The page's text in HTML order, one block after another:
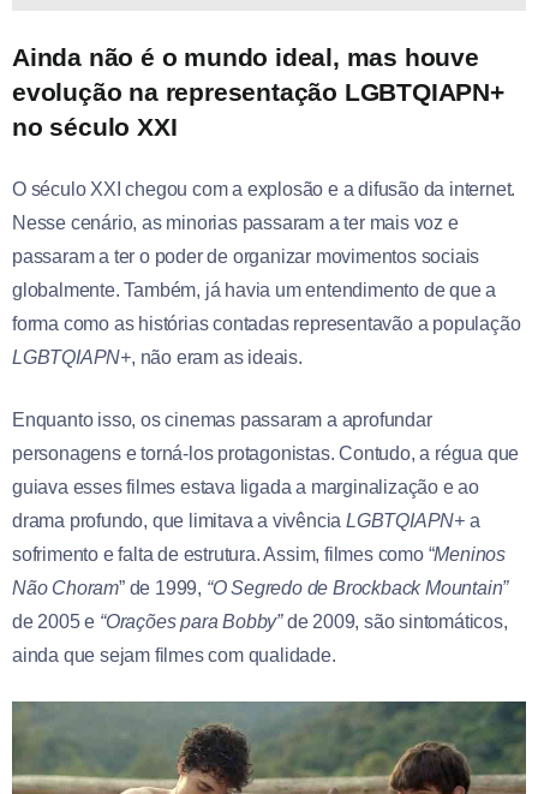
Ainda não é o mundo ideal, mas houve
evolução na representação LGBTQIAPN+
no século XXI
O século XXI chegou com a explosão e a difusão da internet.
Nesse cenário, as minorias passaram a ter mais voz e
passaram a ter o poder de organizar movimentos sociais
globalmente. Também, já havia um entendimento de que a
forma como as histórias contadas representavão a população
LGBTQIAPN+, não eram as ideais.
Enquanto isso, os cinemas passaram a aprofundar
personagens e torná-los protagonistas. Contudo, a régua que
guiava esses filmes estava ligada a marginalização e ao
drama profundo, que limitava a vivênciaLGBTQIAPN+ a
sofrimento e falta de estrutura. Assim, filmes como “Meninos
Não Choram” de 1999, “O Segredo de Brockback Mountain”
de 2005 e “Orações para Bobby”de 2009, são sintomáticos,
ainda que sejam filmes com qualidade.